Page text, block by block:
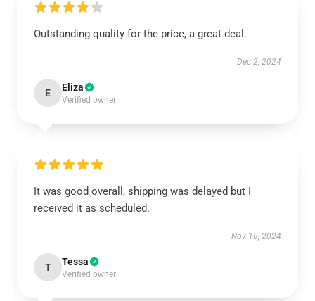
Outstanding quality for the price, a great deal.
Dec 2, 2024
E Eliza
Verified owner
It was good overall, shipping was delayed but I
received it as scheduled.
Nov 18, 2024
T Tessa
Verified owner